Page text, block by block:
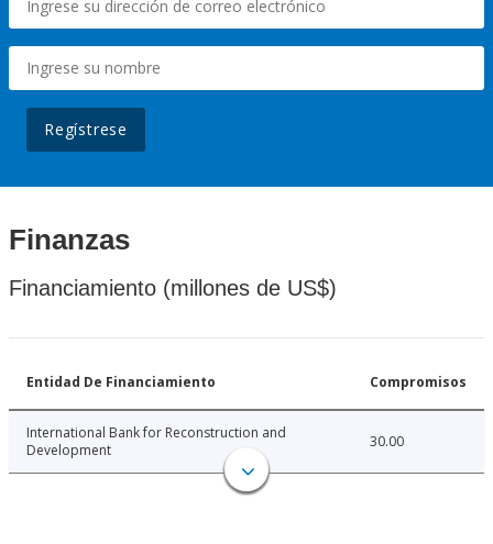
Regístrese
Finanzas
Financiamiento (millones de US$)
Entidad De Financiamiento Compromisos
International Bank for Reconstruction and
Development
30.00